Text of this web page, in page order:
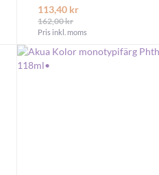
LÄGG I VARUKORGEN
113,40 kr
162,00 kr
Pris inkl. moms